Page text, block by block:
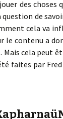
des choses
de
cela va
le contenu a
cela peut
faites par Fred